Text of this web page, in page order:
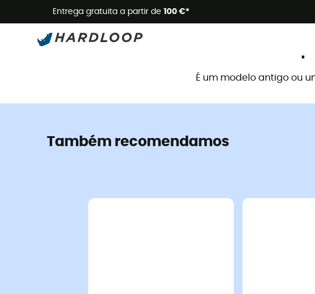
Entrega gratuita a partir de 100 €* Promoções de verão
É um modelo antigo ou
Também recomendamos